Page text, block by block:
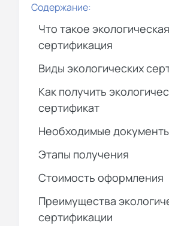
Содержание:
Что такое экологическая
сертификация
Виды экологических
Как получить
сертификат
Необходимые
Этапы получения
Стоимость оформления
Преимущества
сертификации